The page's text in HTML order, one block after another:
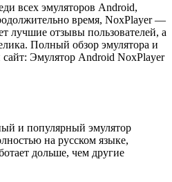
всех эмуляторов Android,
время, NoxPlayer —
лучшие отзывы пользователей, а
Полный обзор эмулятора и
Эмулятор Android NoxPlayer
и популярный эмулятор
на русском языке,
дольше, чем другие